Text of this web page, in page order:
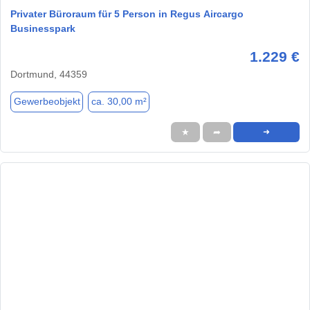
Privater Büroraum für 5 Person in Regus Aircargo
Businesspark
1.229 €
Dortmund, 44359
Gewerbeobjekt ca. 30,00 m²
★ ➦ ➜